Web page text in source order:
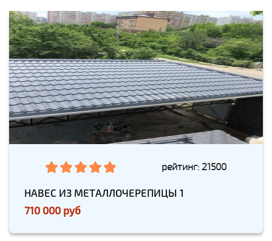
рейтинг: 21500
НАВЕС ИЗ МЕТАЛЛОЧЕРЕПИЦЫ 1
710 000 руб